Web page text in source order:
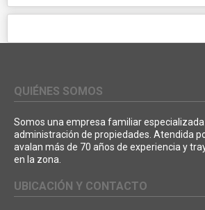
QUIÉNES SOMOS
Somos una empresa familiar
administración de propiedades. Atendida
avalan más de 70 años de experiencia y
en la zona.
UBICACIÓN Y CONTACTO